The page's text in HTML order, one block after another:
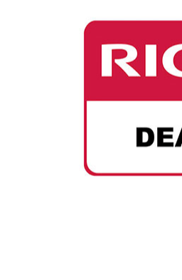
Stampanti e
e nero, periferiche
digitali,
di